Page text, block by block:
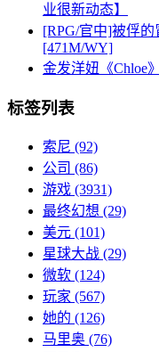
业很新动态】
[RPG/官中]被俘
[471M/WY]
金发洋妞《Chloe
标签列表
索尼 (92)
公司 (86)
游戏 (3931)
最终幻想 (29)
美元 (101)
星球大战 (29)
微软 (124)
玩家 (567)
她的 (126)
马里奥 (76)